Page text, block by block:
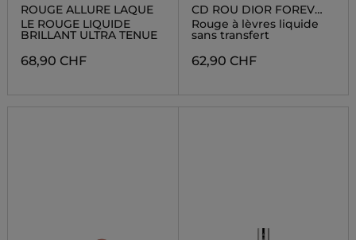
ROUGE ALLURE LAQUE
LE ROUGE LIQUIDE
BRILLANT ULTRA TENUE
68,90 CHF
CD ROU DIOR FOREV
LACQUER
Rouge à lèvres liquide
sans transfert
62,90 CHF